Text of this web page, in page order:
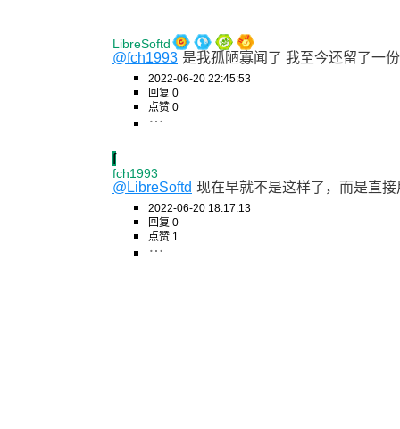
LibreSoftd
@fch1993 是我孤陋寡闻了 我至今还留了一
2022-06-20 22:45:53
回复 0
点赞 0
f
fch1993
@LibreSoftd 现在早就不是这样了，而是直
2022-06-20 18:17:13
回复 0
点赞 1